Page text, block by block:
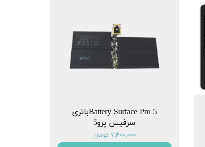
Battery Surface Pro 5باتری
سرفیس پرو5
۷,۴۰۰,۰۰۰ تومان